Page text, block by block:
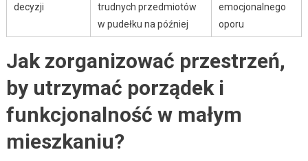
decyzji
trudnych przedmiotów
w pudełku na później
emocjonalnego
oporu
Jak zorganizować przestrzeń,
by utrzymać porządek i
funkcjonalność w małym
mieszkaniu?